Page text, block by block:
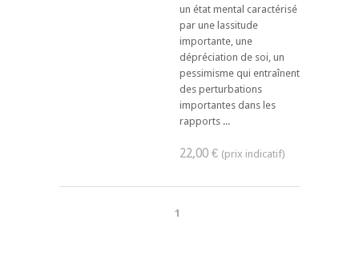
un état mental caractérisé
par une lassitude
importante, une
dépréciation de soi, un
pessimisme qui entraînent
des perturbations
importantes dans les
rapports ...
22,00 €
1